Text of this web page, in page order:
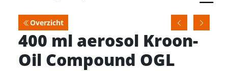
Overzicht
400 ml aerosol Kroon-
Oil Compound OGL